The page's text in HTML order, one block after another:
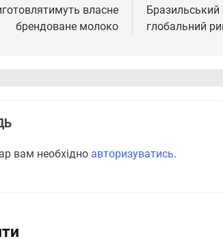
власне
брендоване молоко
глобальний
вам необхідно авторизуватись.